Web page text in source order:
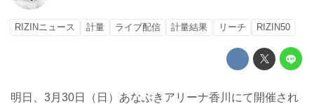
RIZINニュース 計量 ライブ配信 計量結果 リーチ RIZIN50
明日、3月30日（日）あなぶきアリーナ香川にて開催され